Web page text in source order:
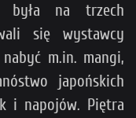
była na trzech
się wystawcy
m.in. mangi,
japońskich
i napojów. Piętra